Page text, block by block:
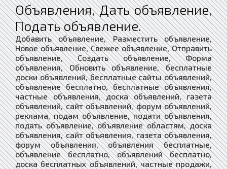
Объявления, Дать объявление,
Подать объявление.
Добавить объявление, Разместить объявление,
Новое объявление, Свежее объявление, Отправить
объявление, Создать объявление, Форма
объявления, Обновить объявление, бесплатные
доски объявлений, бесплатные сайты объявлений,
объявление бесплатно, бесплатные объявления,
частные объявления, доска объявлений, газета
объявлений, сайт объявлений, форум объявлений,
реклама, подам объявление, подати объявления,
подать объявление, объявление областям, доска
объявления, сайт объявления, газета объявления,
форум объявления, объявления бесплатные,
объявление бесплатно, объявлений бесплатно,
доска бесплатных объявлений, частные продажи,